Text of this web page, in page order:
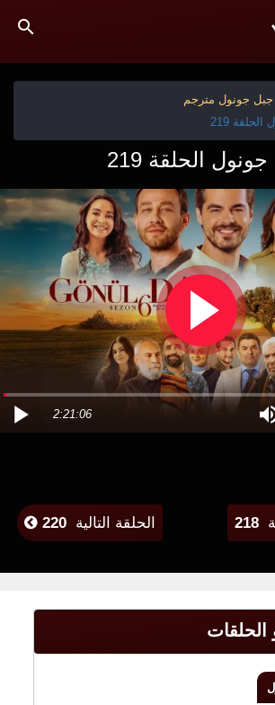
جونول مترجم
219
الحلقة 219
2:21:06
218 الحلقة التالية 220
الحلقات